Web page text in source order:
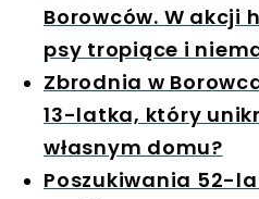
Borowców. W akcji
psy tropiące i
Zbrodnia w
13-latka, który
własnym domu?
Poszukiwania 52-